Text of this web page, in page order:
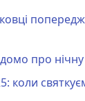
про
коли